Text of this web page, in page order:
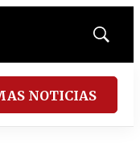
Mostrar
NOTICIAS